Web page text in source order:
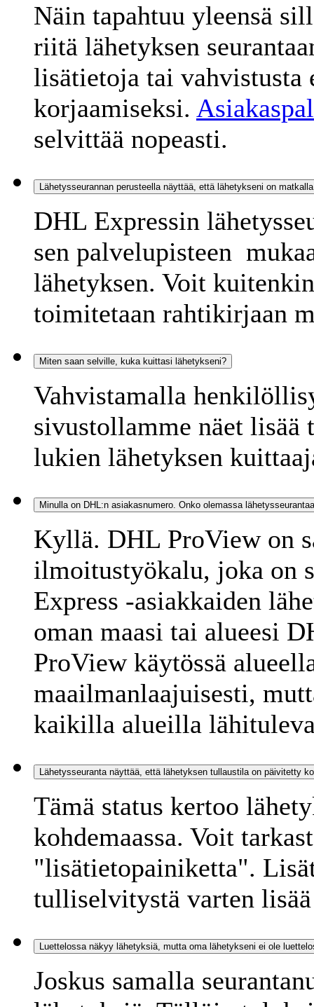
Näin tapahtuu yleensä
riitä lähetyksen
lisätietoja tai vahvistusta
korjaamiseksi.
selvittää nopeasti.
Lähetysseurannan perusteella näyttää, että lähetykseni on
DHL Expressin
sen palvelupisteen
lähetyksen. Voit
toimitetaan rahtikirjaan
Miten saan selville, kuka kuittasi lähetykseni?
Vahvistamalla
sivustollamme näet lisää
lukien lähetyksen
Minulla on DHL:n asiakasnumero. Onko olemassa
Kyllä. DHL ProView on
ilmoitustyökalu, joka on
Express -asiakkaiden
oman maasi tai alueesi
ProView käytössä
maailmanlaajuisesti,
kaikilla alueilla
Lähetysseuranta näyttää, että lähetyksen tullaustila on päivitetty
Tämä status kertoo
kohdemaassa. Voit
"lisätietopainiketta".
tulliselvitystä varten
Luettelossa näkyy lähetyksiä, mutta oma lähetykseni ei ole
Joskus samalla